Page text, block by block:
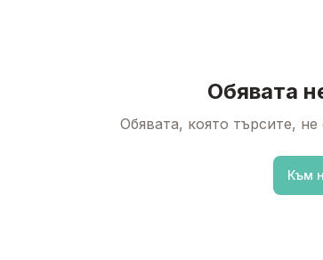
Обявата
Обявата, която търсите,
Към